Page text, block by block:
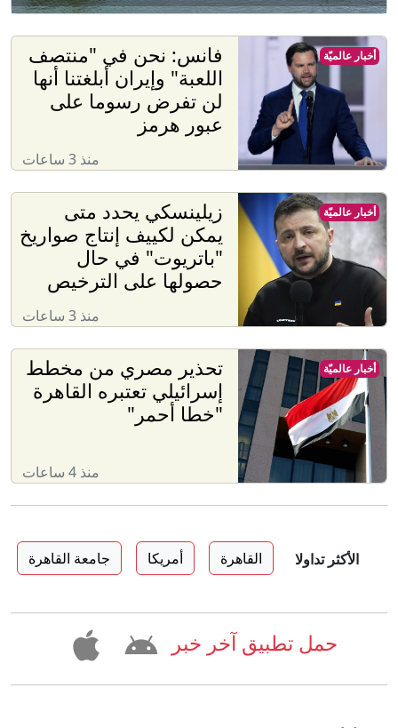
فانس: نحن في "منتصف
اللعبة" وإيران أبلغتنا أنها
لن تفرض رسوما على
عبور هرمز
منذ 3 ساعات
أخبار عالميّة
زيلينسكي يحدد متى
يمكن لكييف إنتاج صواريخ
"باتريوت" في حال
حصولها على الترخيص
منذ 3 ساعات
أخبار عالميّة
تحذير مصري من مخطط
إسرائيلي تعتبره القاهرة
"خطا أحمر"
منذ 4 ساعات
أخبار عالميّة
الأكثر تداولا القاهرة أمريكا جامعة القاهرة
حمل تطبيق آخر خبر